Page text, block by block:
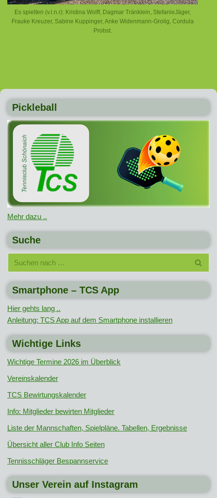
Es spielten (v.l.n.r): Kristina Wolff, Dagmar Tränklein, StefanieJäger,
Frauke Kreuzer, Sabine Kuppinger, Anke Widenmann-Grolig, Cordula
Probst.
Pickleball
Mehr dazu ..
Suche
Smartphone – TCS App
Hier gehts lang ..
Anleitung: TCS App auf dem Smartphone installieren
Wichtige Links
Wichtige Termine 2026 im Überblick
Vereinskalender
TCS Bewirtungskalender
Info: Mitglieder bewirten Mitglieder
Liste der Mannschaften, Spielpläne. Tabellen, Ergebnisse
Übersicht aller Club Info Seiten
Tennisschläger Bespannservice
Unser Verein auf Instagram